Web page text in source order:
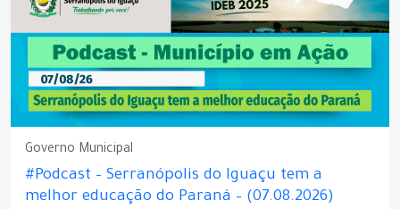
Governo Municipal
#Podcast – Serranópolis do Iguaçu tem a
melhor educação do Paraná – (07.08.2026)